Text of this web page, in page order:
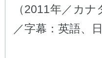
（2011年／カ
／字幕：英語、